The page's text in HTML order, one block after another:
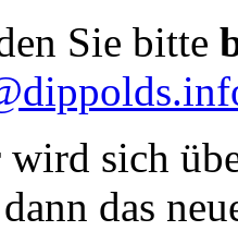
Sie bitte
sich
das